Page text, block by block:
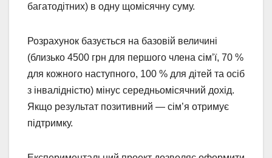
багатодітних) в одну щомісячну суму.
Розрахунок базується на базовій величині
(близько 4500 грн для першого члена сім’ї, 70 %
для кожного наступного, 100 % для дітей та осіб
з інвалідністю) мінус середньомісячний дохід.
Якщо результат позитивний — сім’я отримує
підтримку.